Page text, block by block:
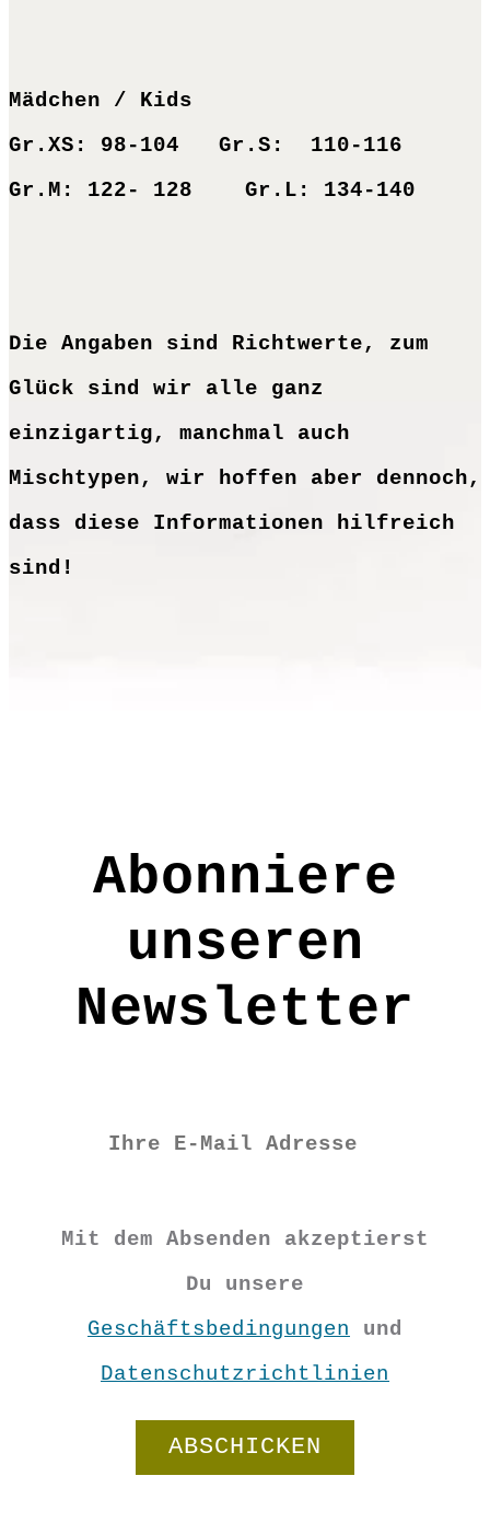
Mädchen / Kids
Gr.XS: 98-104 Gr.S: 110-116
Gr.M: 122- 128 Gr.L: 134-140
Die Angaben sind Richtwerte, zum
Glück sind wir alle ganz
einzigartig, manchmal auch
Mischtypen, wir hoffen aber dennoch,
dass diese Informationen hilfreich
sind!
Abonniere
unseren
Newsletter
Mit dem Absenden akzeptierst
Du unsere
Geschäftsbedingungen und
Datenschutzrichtlinien